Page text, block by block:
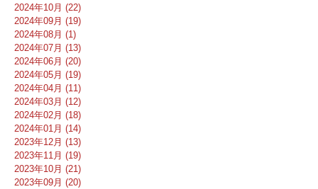
2024年10月 (22)
2024年09月 (19)
2024年08月 (1)
2024年07月 (13)
2024年06月 (20)
2024年05月 (19)
2024年04月 (11)
2024年03月 (12)
2024年02月 (18)
2024年01月 (14)
2023年12月 (13)
2023年11月 (19)
2023年10月 (21)
2023年09月 (20)